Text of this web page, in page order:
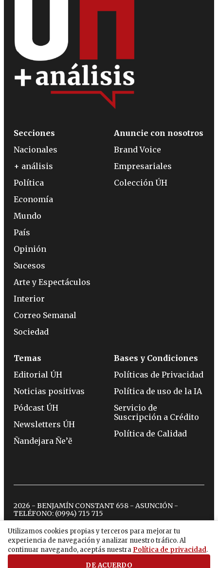
Utilizamos cookies propias y terceros para mejorar tu
experiencia de navegación y analizar nuestro tráfico. Al
continuar navegando, aceptás nuestra Política de privacidad.
DE ACUERDO
Secciones
Nacionales
+ análisis
Política
Economía
Mundo
País
Opinión
Sucesos
Arte y Espectáculos
Interior
Correo Semanal
Sociedad
Anuncie con nosotros
Brand Voice
Empresariales
Colección ÚH
Temas
Editorial ÚH
Noticias positivas
Pódcast ÚH
Newsletters ÚH
Ñandejara Ñe’ẽ
Bases y Condiciones
Políticas de Privacidad
Política de uso de la IA
Servicio de
Suscripción a Crédito
Política de Calidad
2026 - BENJAMÍN CONSTANT 658 - ASUNCIÓN -
TELÉFONO: (0994) 715 715
twitterinstagram
facebook
tiktokyoutubespotify